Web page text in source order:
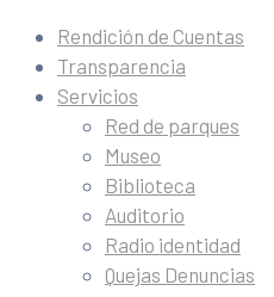
Rendición de Cuentas
Transparencia
Servicios
Red de parques
Museo
Biblioteca
Auditorio
Radio identidad
Quejas Denuncias